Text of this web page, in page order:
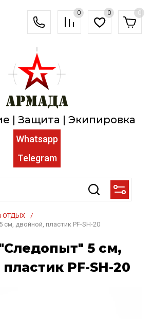
0 0 0
| Защита | Экипировка
Whatsapp
Telegram
ОТДЫХ
/
двойной, пластик PF-SH-20
5 см,
PF-SH-20